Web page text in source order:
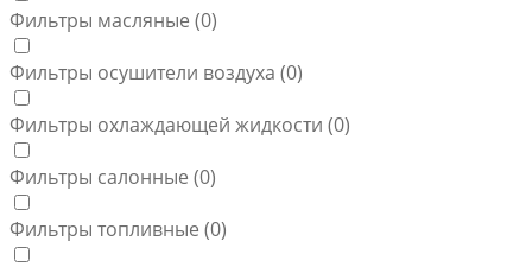
Фильтры масляные (0)
Фильтры осушители воздуха (0)
Фильтры охлаждающей жидкости (0)
Фильтры салонные (0)
Фильтры топливные (0)